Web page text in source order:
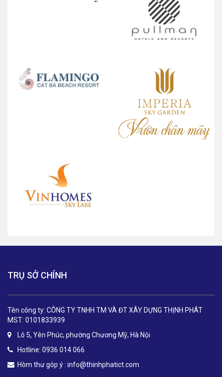
TRỤ SỞ CHÍNH
Tên công ty: CÔNG TY TNHH TM VÀ ĐT XÂY DỰNG THỊNH PHÁT
MST: 0101833939
Lô 5, Yên Phúc, phường Chương Mỹ, Hà Nội
Hotline: 0936 014 066
Hòm thư góp ý : info@thinhphatict.com